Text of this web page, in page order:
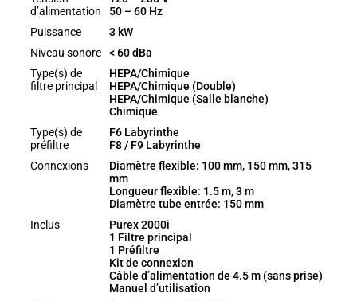
d’alimentation
50 – 60 Hz
Puissance
3 kW
Niveau sonore
< 60 dBa
Type(s) de
filtre principal
HEPA/Chimique
HEPA/Chimique (Double)
HEPA/Chimique (Salle blanche)
Chimique
Type(s) de
préfiltre
F6 Labyrinthe
F8 / F9 Labyrinthe
Connexions
Diamètre flexible: 100 mm, 150 mm, 315
mm
Longueur flexible: 1.5 m, 3 m
Diamètre tube entrée: 150 mm
Inclus
Purex 2000i
1 Filtre principal
1 Préfiltre
Kit de connexion
Câble d’alimentation de 4.5 m (sans prise)
Manuel d’utilisation